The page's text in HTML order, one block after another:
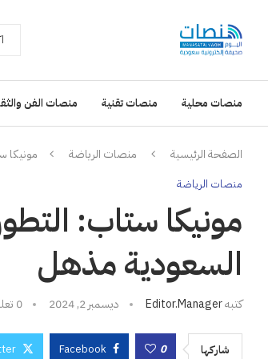
منصات محلية منصات تقنية منصات الفن
الصفحة الرئيسية منصات الرياضة مونيكا
منصات الرياضة
مونيكا ستاب:
السعودية مذهل
كتبهEditor.manager ديسمبر 2, 2024 0 تعليقات
شاركها 0
Facebook